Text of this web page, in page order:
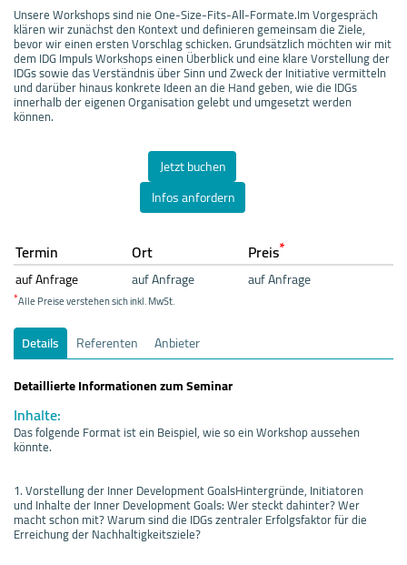
Unsere Workshops sind nie One-Size-Fits-All-Formate.Im Vorgespräch
klären wir zunächst den Kontext und definieren gemeinsam die Ziele,
bevor wir einen ersten Vorschlag schicken. Grundsätzlich möchten wir mit
dem IDG Impuls Workshops einen Überblick und eine klare Vorstellung der
IDGs sowie das Verständnis über Sinn und Zweck der Initiative vermitteln
und darüber hinaus konkrete Ideen an die Hand geben, wie die IDGs
innerhalb der eigenen Organisation gelebt und umgesetzt werden
können.
Jetzt buchen
Infos anfordern
Termin Ort Preis*
auf Anfrage auf Anfrage auf Anfrage
*Alle Preise verstehen sich inkl. MwSt.
Details Referenten
Anbieter
Detaillierte Informationen zum Seminar
Inhalte:
Das folgende Format ist ein Beispiel, wie so ein Workshop aussehen
könnte.
1. Vorstellung der Inner Development GoalsHintergründe, Initiatoren
und Inhalte der Inner Development Goals: Wer steckt dahinter? Wer
macht schon mit? Warum sind die IDGs zentraler Erfolgsfaktor für die
Erreichung der Nachhaltigkeitsziele?